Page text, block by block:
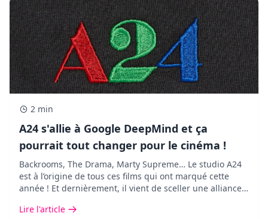
2 min
A24 s'allie à Google DeepMind et ça
pourrait tout changer pour le cinéma !
Backrooms, The Drama, Marty Supreme… Le studio A24
est à l’origine de tous ces films qui ont marqué cette
année ! Et dernièrement, il vient de sceller une alliance
Lire l'article